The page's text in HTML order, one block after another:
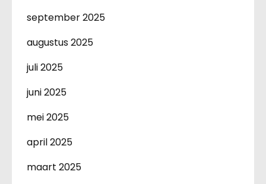
september 2025
augustus 2025
juli 2025
juni 2025
mei 2025
april 2025
maart 2025